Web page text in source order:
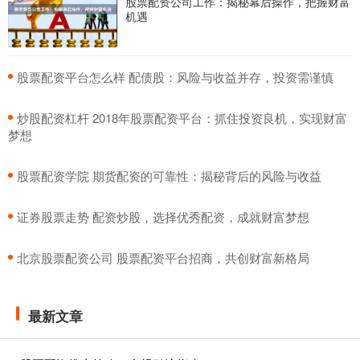
机遇
​股票配资平台怎么样 配债股：风险与收益并存，投资需谨慎
​炒股配资杠杆 2018年股票配资平台：抓住投资良机，实现财富
梦想
​股票配资学院 期货配资的可靠性：揭秘背后的风险与收益
​证券股票走势 配资炒股，选择优秀配资，成就财富梦想
​北京股票配资公司 股票配资平台招商，共创财富新格局
最新文章